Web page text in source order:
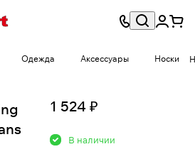
Одежда Аксессуары Носки
1 524 ₽
В наличии